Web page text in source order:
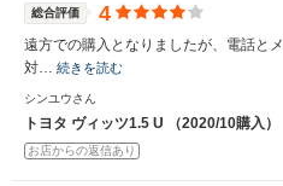
総合評価 4
遠方での購入となりましたが、電話と
対… 続きを読む
シンユウさん
トヨタ ヴィッツ1.5 U （2020/10購入）
お店からの返信あり